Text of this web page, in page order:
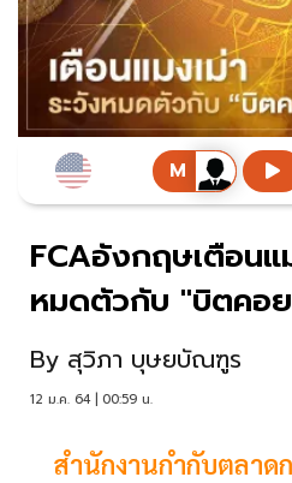
FCAอังกฤษเตือนแ
หมดตัวกับ "บิตคอ
By สุวิภา บุษยบัณฑูร
12 ม.ค. 64 | 00:59 น.
สำนักงานกำกับตลาด